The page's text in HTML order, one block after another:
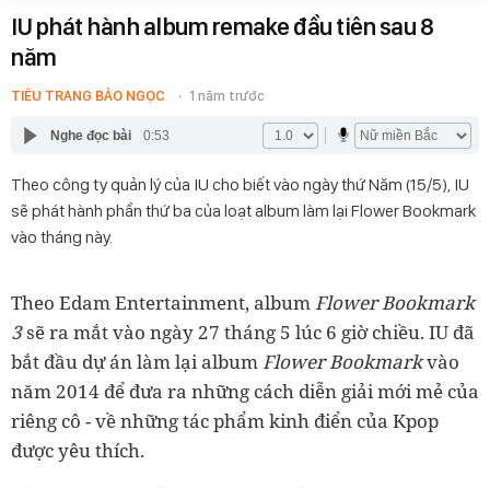
IU phát hành album remake đầu tiên sau 8
năm
TIÊU TRANG BẢO NGỌC 1 năm trước
Nghe đọc bài 0:53
Theo công ty quản lý của IU cho biết vào ngày thứ Năm (15/5), IU
sẽ phát hành phần thứ ba của loạt album làm lại Flower Bookmark
vào tháng này.
Theo Edam Entertainment, albumFlower Bookmark
3sẽ ra mắt vào ngày 27 tháng 5 lúc 6 giờ chiều. IU đã
bắt đầu dự án làm lại albumFlower Bookmarkvào
năm 2014 để đưa ra những cách diễn giải mới mẻ của
riêng cô - về những tác phẩm kinh điển của Kpop
được yêu thích.